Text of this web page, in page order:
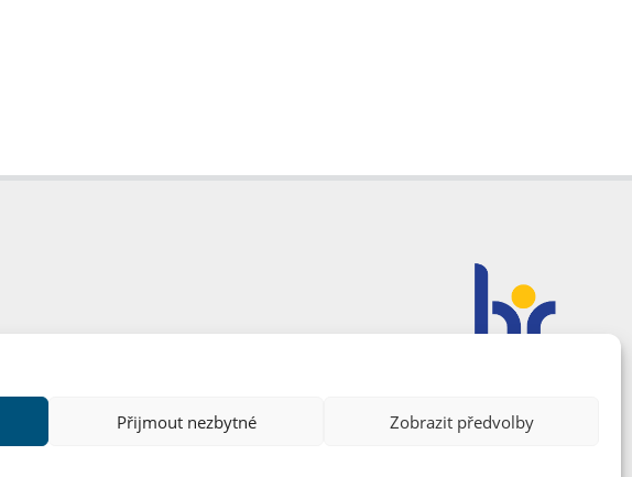
Přijmout nezbytné Zobrazit předvolby